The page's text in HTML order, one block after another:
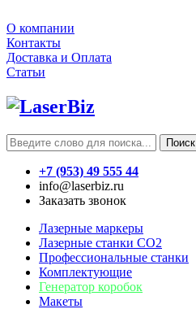
О компании
Контакты
Доставка и Оплата
Статьи
Поиск
+7 (953) 49 555 44
info@laserbiz.ru
Заказать звонок
Лазерные маркеры
Лазерные станки CO2
Профессиональные станки
Комплектующие
Генератор коробок
Макеты